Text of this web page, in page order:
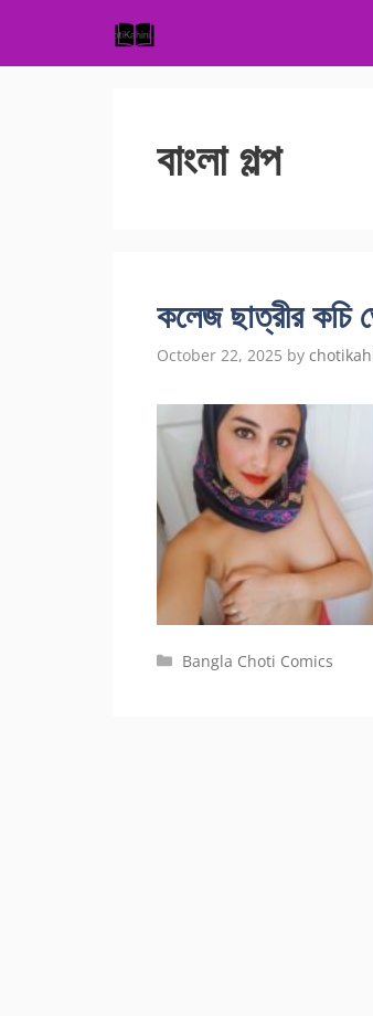
content
বাংলা গল্প
কলেজ ছাত্রীর কচি
October 22, 2025 by
Categories
Bangla Choti Comics